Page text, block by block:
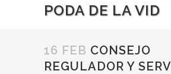
PODA DE LA VID
16 FEB CONSEJO
REGULADOR Y